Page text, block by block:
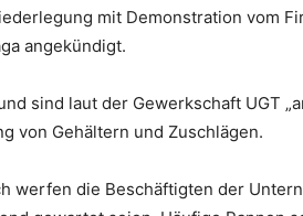
mit Demonstration vom
angekündigt.
sind laut der Gewerkschaft UGT
von Gehältern und Zuschlägen.
werfen die Beschäftigten der